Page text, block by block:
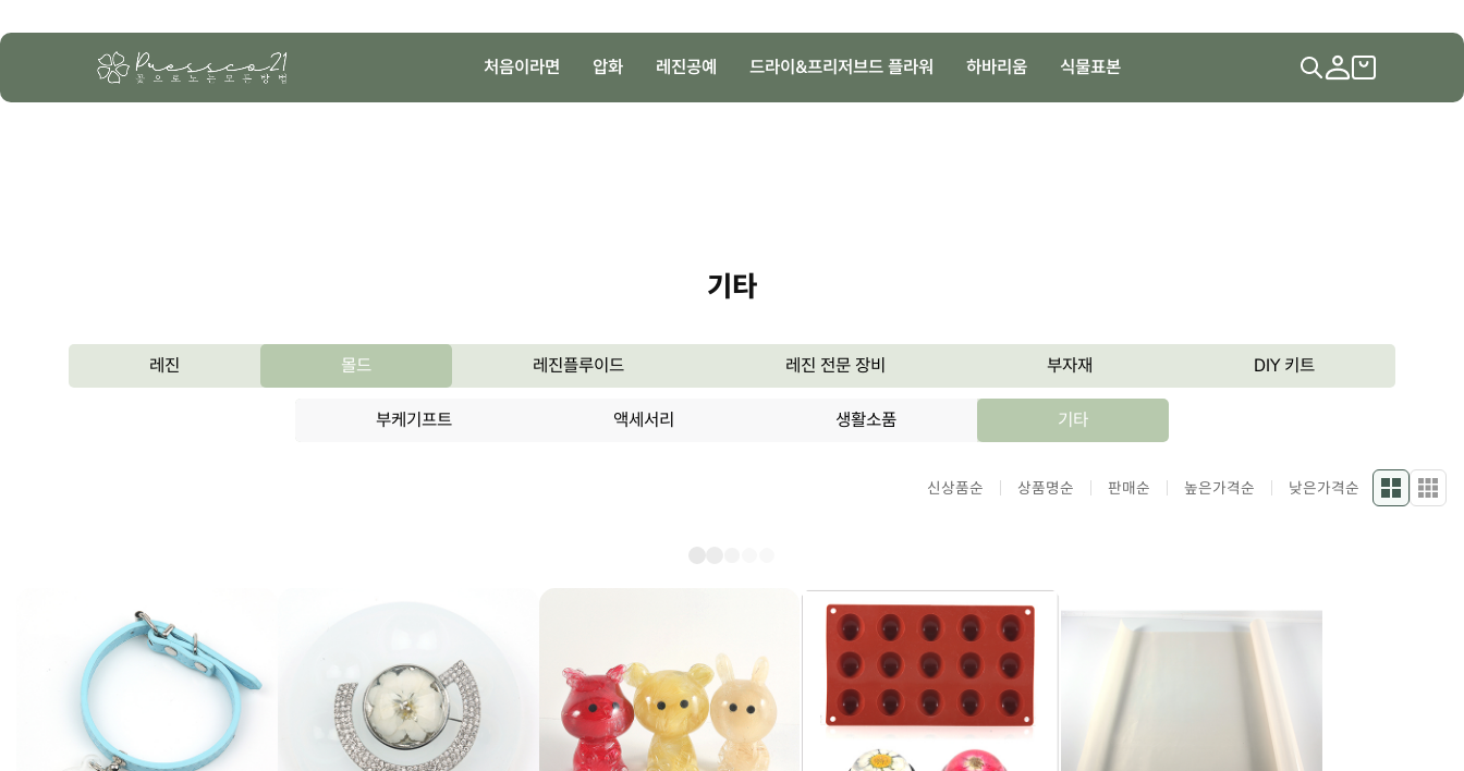
처음이라면 압화 레진공예 드라이&프리저브드 플라워 하바리움 식물표본
기타
레진 몰드 레진플루이드 레진 전문 장비 부자재 DIY 키트
부케기프트 액세서리 생활소품 기타
신상품순 상품명순 판매순 높은가격순 낮은가격순